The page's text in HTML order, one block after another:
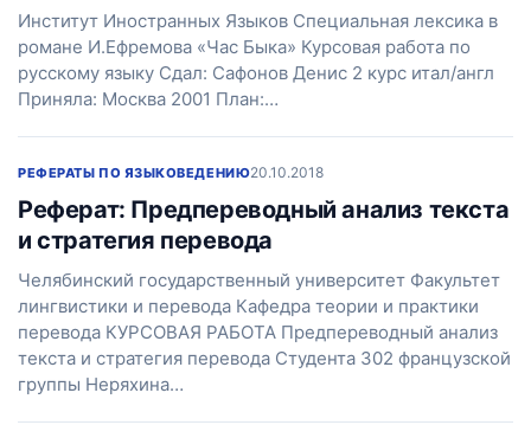
Институт Иностранных Языков Специальная лексика в
романе И.Ефремова «Час Быка» Курсовая работа по
русскому языку Сдал: Сафонов Денис 2 курс итал/англ
Приняла: Москва 2001 План:…
РЕФЕРАТЫ ПО ЯЗЫКОВЕДЕНИЮ20.10.2018
Реферат: Предпереводный анализ текста
и стратегия перевода
Челябинский государственный университет Факультет
лингвистики и перевода Кафедра теории и практики
перевода КУРСОВАЯ РАБОТА Предпереводный анализ
текста и стратегия перевода Студента 302 французской
группы Неряхина…